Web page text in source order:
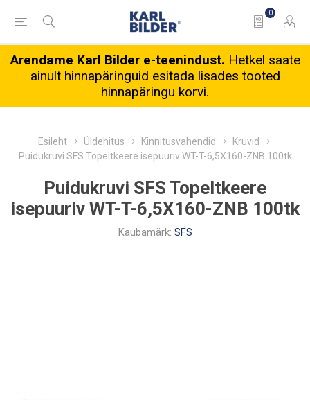
0
Arendame Karl Bilder e-teenindust. Hetkel saate
ainult hinnapäringuid esitada lisades tooted
hinnapäringu korvi.
Esileht Üldehitus Kinnitusvahendid
Kruvid
Puidukruvi SFS Topeltkeere isepuuriv WT-T-6,5X160-ZNB 100tk
Puidukruvi SFS Topeltkeere
isepuuriv WT-T-6,5X160-ZNB 100tk
Kaubamärk: SFS